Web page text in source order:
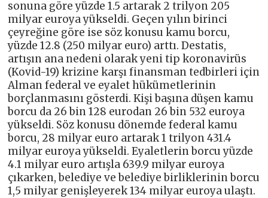
sonuna göre yüzde 1.5 artarak 2 trilyon 205
milyar euroya yükseldi. Geçen yılın birinci
çeyreğine göre ise söz konusu kamu borcu,
yüzde 12.8 (250 milyar euro) arttı. Destatis,
artışın ana nedeni olarak yeni tip koronavirüs
(Kovid-19) krizine karşı finansman tedbirleri için
Alman federal ve eyalet hükümetlerinin
borçlanmasını gösterdi. Kişi başına düşen kamu
borcu da 26 bin 128 eurodan 26 bin 532 euroya
yükseldi. Söz konusu dönemde federal kamu
borcu, 28 milyar euro artarak 1 trilyon 431.4
milyar euroya yükseldi. Eyaletlerin borcu yüzde
4.1 milyar euro artışla 639.9 milyar euroya
çıkarken, belediye ve belediye birliklerinin borcu
1,5 milyar genişleyerek 134 milyar euroya ulaştı.